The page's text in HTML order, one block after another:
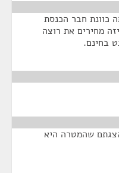
כוונת חבר הכנסת
מחירים את רוצה
בחינם.
שהמטרה היא